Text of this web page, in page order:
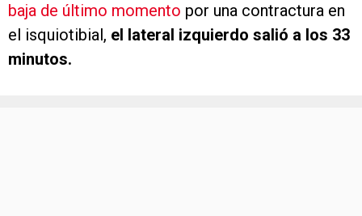
baja de último momento por una contractura en
el isquiotibial, el lateral izquierdo salió a los 33
minutos.